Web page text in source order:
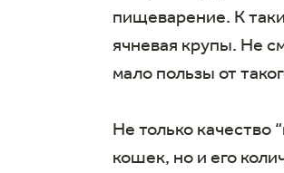
пищеварение. К
ячневая крупы. Не
мало пользы от
Не только качество
кошек, но и его